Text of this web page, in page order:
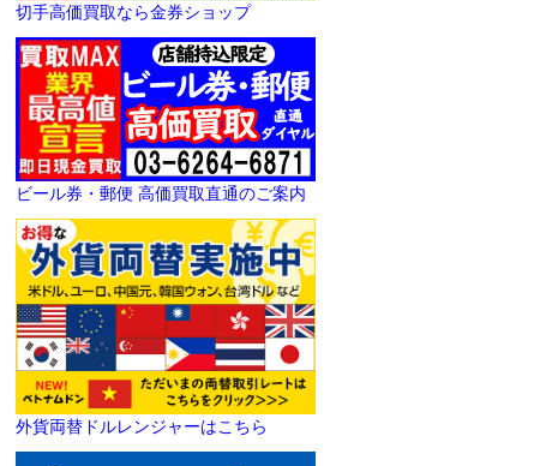
切手高価買取なら金券ショップ
ビール券・郵便 高価買取直通のご案内
外貨両替ドルレンジャーはこちら